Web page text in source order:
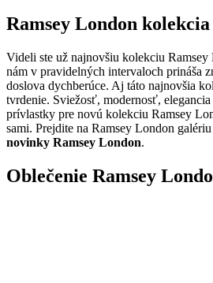
Ramsey London kolekcia
Videli ste už najnovšiu kolekciu
nám v pravidelných intervaloch prináša
doslova dychberúce. Aj táto najnovšia
tvrdenie. Sviežosť, modernosť,
prívlastky pre novú kolekciu Ramsey
sami. Prejdite na Ramsey London galériu
novinky Ramsey London.
Oblečenie Ramsey